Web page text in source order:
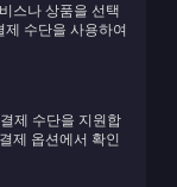
스나 상품을 선택
제 수단을 사용하여
제 수단을 지원합
제 옵션에서 확인